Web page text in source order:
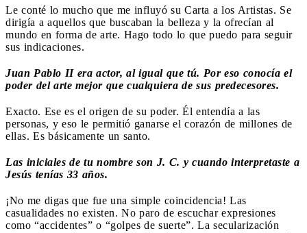
Le conté lo mucho que me influyó su Carta a los Artistas. Se
dirigía a aquellos que buscaban la belleza y la ofrecían al
mundo en forma de arte. Hago todo lo que puedo para seguir
sus indicaciones.
Juan Pablo II era actor, al igual que tú. Por eso conocía el
poder del arte mejor que cualquiera de sus predecesores.
Exacto. Ese es el origen de su poder. Él entendía a las
personas, y eso le permitió ganarse el corazón de millones de
ellas. Es básicamente un santo.
Las iniciales de tu nombre son J. C. y cuando interpretaste a
Jesús tenías 33 años.
¡No me digas que fue una simple coincidencia! Las
casualidades no existen. No paro de escuchar expresiones
como “accidentes” o “golpes de suerte”. La secularización